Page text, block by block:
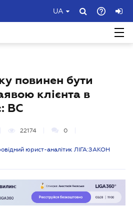
UA
повинен бути
клієнта в
ВС
22174 0
юрист-аналітик ЛІГА:ЗАКОН